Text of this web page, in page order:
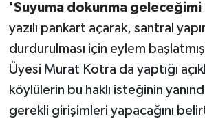
'Suyuma dokunma
yazılı pankart açarak, santral
durdurulması için eylem
Üyesi Murat Kotra da yaptığı
köylülerin bu haklı isteğinin
gerekli girişimleri yapacağını